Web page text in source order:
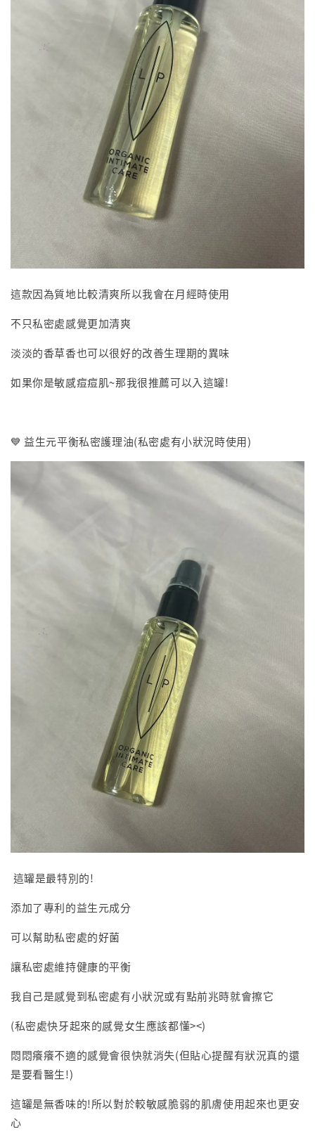
這款因為質地比較清爽所以我會在月經時使用
不只私密處感覺更加清爽
淡淡的香草香也可以很好的改善生理期的異味
如果你是敏感痘痘肌~那我很推薦可以入這罐!
💙 益生元平衡私密護理油(私密處有小狀況時使用)
這罐是最特別的!
添加了專利的益生元成分
可以幫助私密處的好菌
讓私密處維持健康的平衡
我自己是感覺到私密處有小狀況或有點前兆時就會擦它
(私密處快牙起來的感覺女生應該都懂><)
悶悶癢癢不適的感覺會很快就消失(但貼心提醒有狀況真的還
是要看醫生!)
這罐是無香味的!所以對於較敏感脆弱的肌膚使用起來也更安
心